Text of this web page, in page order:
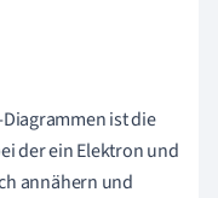
ist die
der ein Elektron und
annähern und